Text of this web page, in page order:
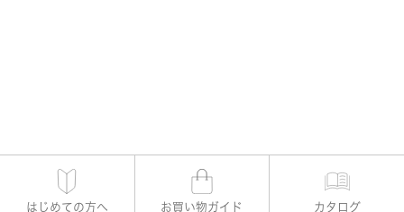
はじめての方へ お買い物ガイド カタログ